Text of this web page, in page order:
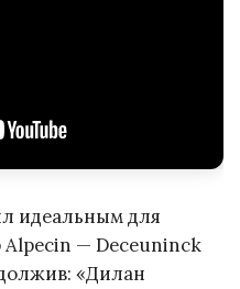
идеальным для
Alpecin — Deceuninck
«Дилан